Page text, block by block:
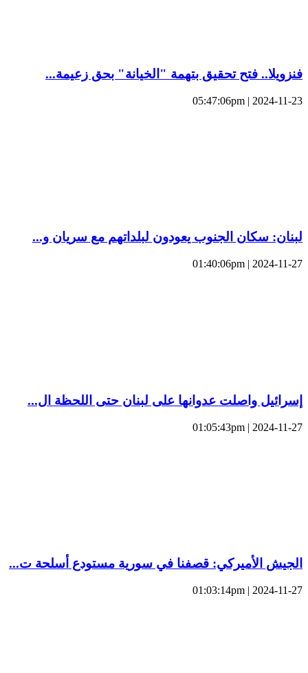
فنزويلا.. فتح تحقيق بتهمة "الخيانة" بحق زعيمة...
2024-11-23 | 05:47:06pm
لبنان: سكان الجنوب يعودون لبلداتهم مع سريان و...
2024-11-27 | 01:40:06pm
إسرائيل واصلت عدوانها على لبنان حتى اللحظة ال...
2024-11-27 | 01:05:43pm
الجيش الأميركي: قصفنا في سورية مستودع أسلحة ت...
2024-11-27 | 01:03:14pm